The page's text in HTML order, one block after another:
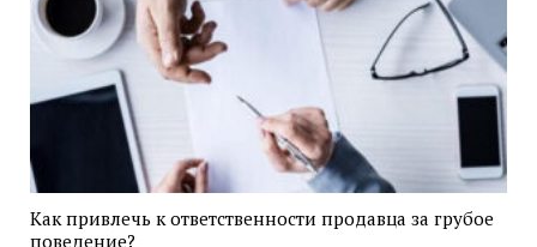
Как привлечь к ответственности продавца за грубое
поведение?